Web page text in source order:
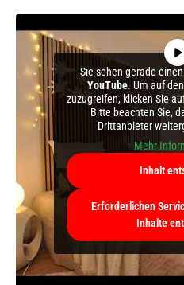
Sie sehen gerade
YouTube. Um auf
zuzugreifen, klicken Sie
Bitte beachten Sie,
Drittanbieter
Mehr
Inhalt
Erforderlichen
Inhalte